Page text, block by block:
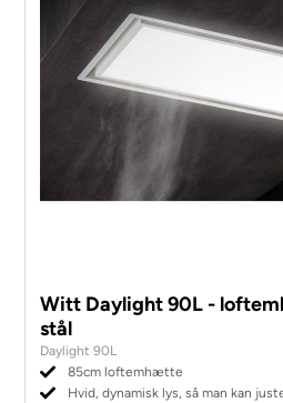
Witt Daylight 90L -
stål
Daylight 90L
85cm loftemhætte
Hvid, dynamisk lys, så man kan